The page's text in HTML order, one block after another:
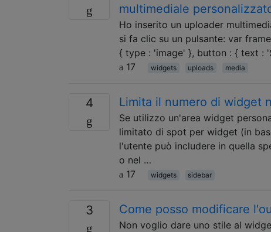
multimediale
Ho inserito un uploader
si fa clic su un pulsante: var
{ type : 'image' }, button : { text :
17
widgets uploads media
4 Limita il numero di widget
Se utilizzo un'area widget
limitato di spot per widget (in
l'utente può includere in quella
o nel …
17
widgets sidebar
3 Come posso modificare
Non voglio dare uno stile al